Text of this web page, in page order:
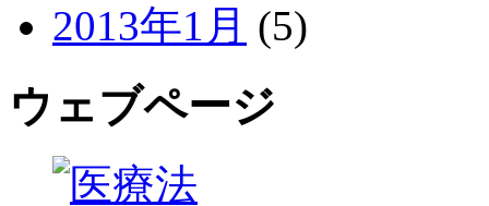
2013年1月 (5)
ウェブページ